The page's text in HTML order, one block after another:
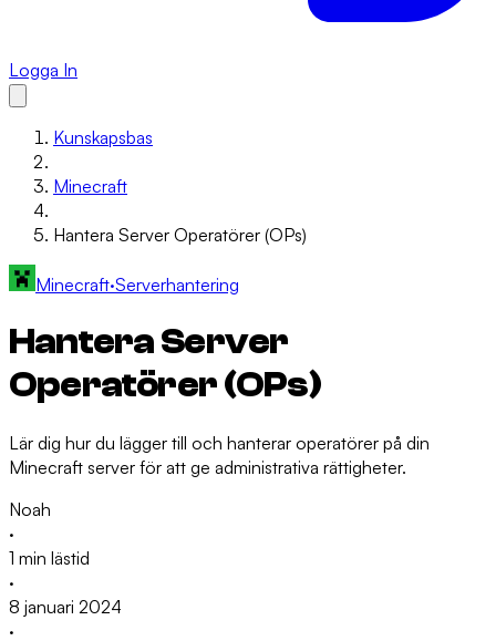
Logga In
Kunskapsbas
Minecraft
Hantera Server Operatörer (OPs)
Minecraft·Serverhantering
Hantera Server
Operatörer (OPs)
Lär dig hur du lägger till och hanterar operatörer på din
Minecraft server för att ge administrativa rättigheter.
Noah
·
1 min lästid
·
8 januari 2024
·